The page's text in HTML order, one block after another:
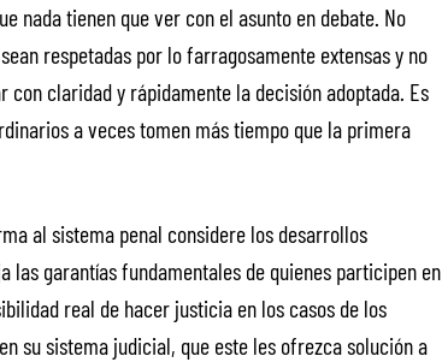
nada tienen que ver con el asunto en debate. No
respetadas por lo farragosamente extensas y no
claridad y rápidamente la decisión adoptada. Es
a veces tomen más tiempo que la primera
al sistema penal considere los desarrollos
las garantías fundamentales de quienes participen en
real de hacer justicia en los casos de los
su sistema judicial, que este les ofrezca solución a